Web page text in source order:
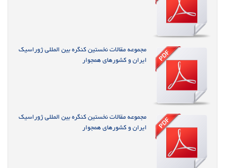
مجموعه مقالات نخستین کنگره بین المللی ژوراسیک
ایران و کشورهای همجوار
مجموعه مقالات نخستین کنگره بین المللی ژوراسیک
ایران و کشورهای همجوار